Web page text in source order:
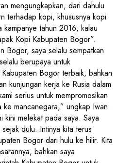
mengungkapkan, dari dahulu
terhadap kopi, khususnya kopi
tahun 2016, kalau
Kopi Kabupaten Bogor”.
Bogor, saya selalu sempatkan
berupaya untuk
Bogor terbaik, bahkan
kunjungan kerja ke Rusia dalam
serius untuk mempromosikan
mancanegara,” ungkap Iwan.
kini melekat pada saya. Saya
dulu. Intinya kita terus
Bogor dari hulu ke hilir. Kita
bahkan saya